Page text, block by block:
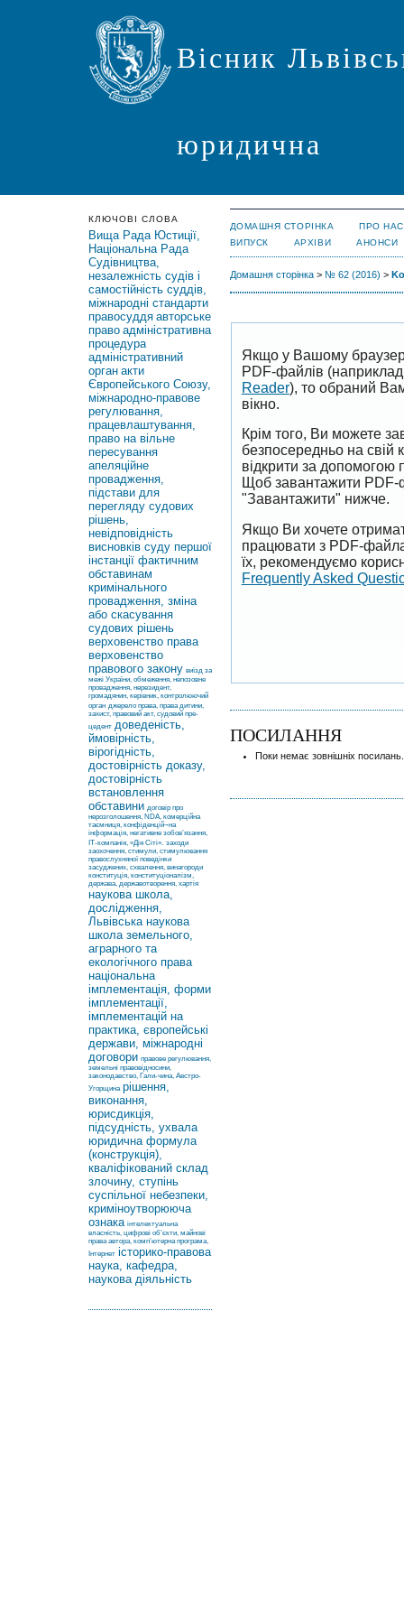
Вісник
юридична
КЛЮЧОВІ СЛОВА
Вища Рада Юстиції,
Національна Рада
Судівництва,
незалежність судів і
самостійність суддів,
міжнародні стандарти
правосуддя авторське
право адміністративна
процедура
адміністративний
орган акти
Європейського Союзу,
міжнародно-правове
регулювання,
працевлаштування,
право на вільне
пересування
апеляційне
провадження,
підстави для
перегляду судових
рішень,
невідповідність
висновків суду першої
інстанції фактичним
обставинам
кримінального
провадження, зміна
або скасування
судових рішень
верховенство права
верховенство
правового закону виїзд за
межі України, обмеження, непозовне
провадження, нерезидент,
громадянин, керівник, контролюючий
орган джерело права, права дитини,
захист, правовий акт, судовий пре-
цедент доведеність,
ймовірність,
вірогідність,
достовірність доказу,
достовірність
встановлення
обставини договір про
нерозголошення, NDA, комерційна
таємниця, конфіденцій¬на
інформація, негативне зобов’язання,
ІТ-компанія, «Дія Сіті». заходи
заохочення, стимули, стимулювання
правослухняної поведінки
засуджених, схвалення, винагороди
конституція, конституціоналізм,
держава, державотворення, хартія
наукова школа,
дослідження,
Львівська наукова
школа земельного,
аграрного та
екологічного права
національна
імплементація, форми
імплементації,
імплементацій на
практика, європейські
держави, міжнародні
договори правове регулювання,
земельні правовідносини,
законодавство, Гали-чина, Австро-
Угорщина рішення,
виконання,
юрисдикція,
підсудність, ухвала
юридична формула
(конструкція),
кваліфікований склад
злочину, ступінь
суспільної небезпеки,
криміноутворююча
ознака інтелектуальна
власність, цифрові об’єкти, майнові
права автора, комп’ютерна програма,
Інтернет історико-правова
наука, кафедра,
наукова діяльність
ДОМАШНЯ СТОРІНКА
ПРО НАС
ВИПУСК
АРХІВИ АНОНСИ
Домашня сторінка> № 62 (2016) >
Якщо у Вашому
PDF-файлів
Reader), то обраний
вікно.
Крім того, Ви можете
безпосередньо на
відкрити за
Щоб завантажити PDF-
"Завантажити" нижче.
Якщо Ви хочете
працювати з PDF-
їх, рекомендуємо
Frequently Asked
ПОСИЛАННЯ
Поки немає зовнішніх посилань.